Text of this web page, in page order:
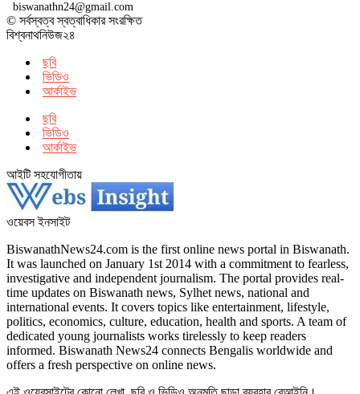
biswanathn24@gmail.com
© সর্বস্বত্ব স্বত্বাধিকার সংরক্ষিত
বিশ্বনাথনিউজ২৪
ছবি
ভিডিও
আর্কাইভ
ছবি
ভিডিও
আর্কাইভ
আইটি সহযোগীতায়
ওয়েবস ইনসাইট
BiswanathNews24.com is the first online news portal in Biswanath.
It was launched on January 1st 2014 with a commitment to fearless,
investigative and independent journalism. The portal provides real-
time updates on Biswanath news, Sylhet news, national and
international events. It covers topics like entertainment, lifestyle,
politics, economics, culture, education, health and sports. A team of
dedicated young journalists works tirelessly to keep readers
informed. Biswanath News24 connects Bengalis worldwide and
offers a fresh perspective on online news.